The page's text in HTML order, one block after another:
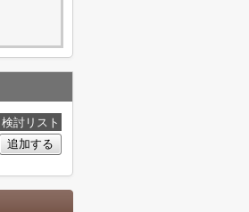
検討リスト
追加する